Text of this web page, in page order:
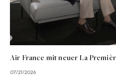
Air France mit neuer La
07/21/2026